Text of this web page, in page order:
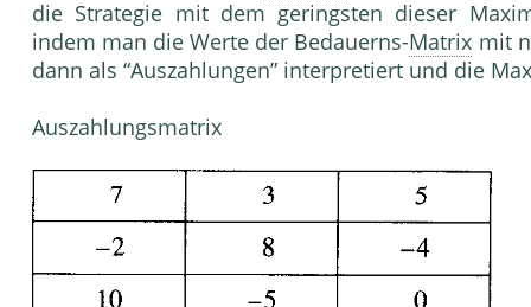
die Strate­gie mit dem geringsten dieser
indem man die Werte der Bedauerns-Matrix mit
dann als “Auszahlun­gen” interpretiert und die
Auszahlungsmatrix